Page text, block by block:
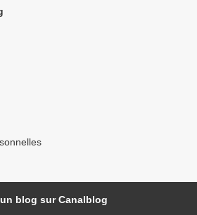
blog sur Canalblog